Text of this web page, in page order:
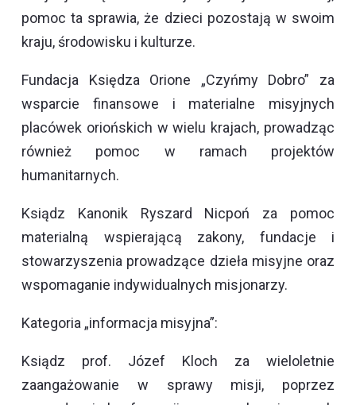
pomoc ta sprawia, że dzieci pozostają w swoim
kraju, środowisku i kulturze.
Fundacja Księdza Orione „Czyńmy Dobro” za
wsparcie finansowe i materialne misyjnych
placówek oriońskich w wielu krajach, prowadząc
również pomoc w ramach projektów
humanitarnych.
Ksiądz Kanonik Ryszard Nicpoń za pomoc
materialną wspierającą zakony, fundacje i
stowarzyszenia prowadzące dzieła misyjne oraz
wspomaganie indywidualnych misjonarzy.
Kategoria „informacja misyjna”:
Ksiądz prof. Józef Kloch za wieloletnie
zaangażowanie w sprawy misji, poprzez